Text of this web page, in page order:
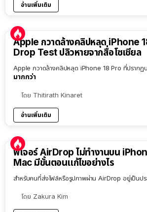
อ่านเพิ่มเติม
Apple กวาดล้างคลิปหลุด iPhone
Drop Test ปลิวหายจากสื่อโซเชียล
Apple กวาดล้างคลิปหลุด iPhone 18 Pro ที่ปราก
มากกว่า
โดย Thitirath Kinaret
อ่านเพิ่มเติม
ฟีเจอร์ AirDrop ไม่ทำงานบน
Mac มีขั้นตอนแก้ไขอย่างไร
สำหรับคนที่ส่งไฟล์หรือรูปภาพผ่าน AirDrop อยู่เป็นป
โดย Zakura Kim